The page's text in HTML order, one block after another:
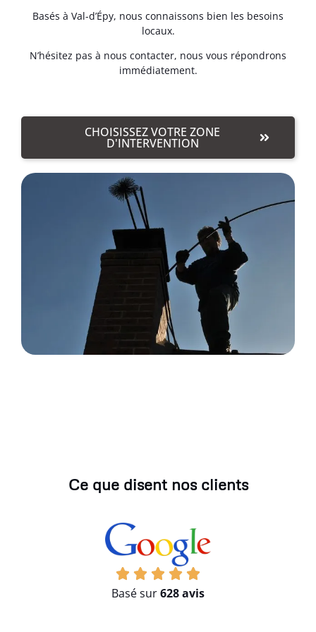
Basés à Val-d’Épy, nous connaissons bien les besoins
locaux.
N’hésitez pas à nous contacter, nous vous répondrons
immédiatement.
CHOISISSEZ VOTRE ZONE
D'INTERVENTION
Ce que disent nos clients
Basé sur628 avis